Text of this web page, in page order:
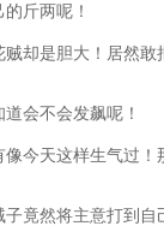
斤两呢！
却是胆大！居然敢
会不会发飙呢！
今天这样生气过！
竟然将主意打到